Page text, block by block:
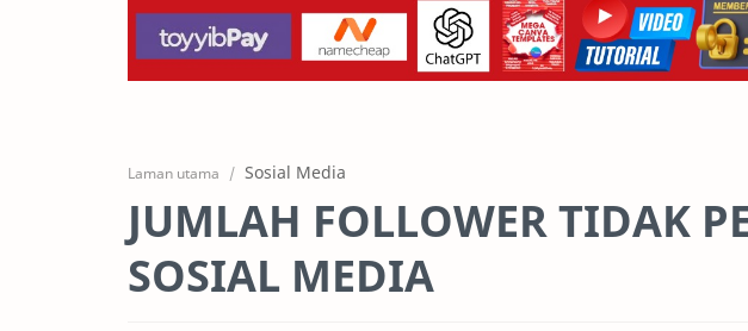
Laman utama Sosial Media
JUMLAH FOLLOWER TIDAK
SOSIAL MEDIA